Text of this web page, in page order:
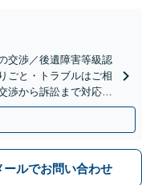
交渉／後遺障害等級認
ごと・トラブルはご相
渉から訴訟まで対応い
分】
ールでお問い合わせ